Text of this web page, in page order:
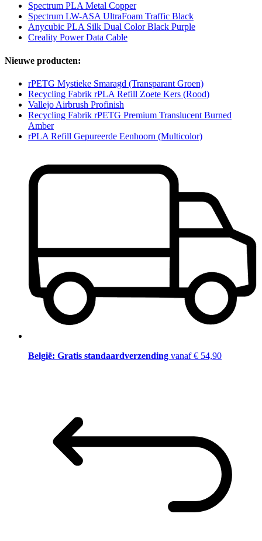
Spectrum PLA Metal Copper
Spectrum LW-ASA UltraFoam Traffic Black
Anycubic PLA Silk Dual Color Black Purple
Creality Power Data Cable
Nieuwe producten:
rPETG Mystieke Smaragd (Transparant Groen)
Recycling Fabrik rPLA Refill Zoete Kers (Rood)
Vallejo Airbrush Profinish
Recycling Fabrik rPETG Premium Translucent Burned
Amber
rPLA Refill Gepureerde Eenhoorn (Multicolor)
België: Gratis standaardverzending vanaf € 54,90